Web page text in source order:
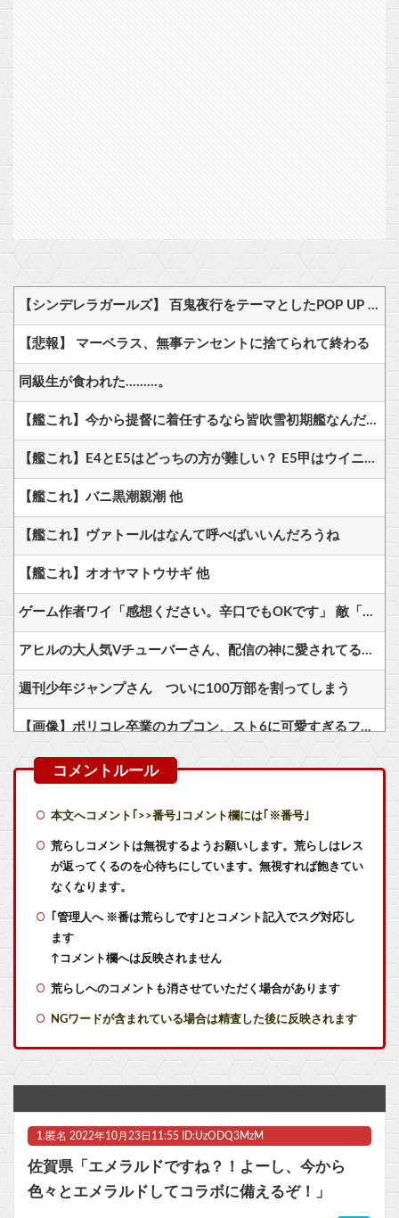
【シンデレラガールズ】 百鬼夜行をテーマとしたPOP UP SHOPが東京・大阪にて開催
【悲報】 マーベラス、無事テンセントに捨てられて終わる
同級生が食われた………。
【艦これ】今から提督に着任するなら皆吹雪初期艦なんだろうか
【艦これ】E4とE5はどっちの方が難しい？ E5甲はウイニングランって聞いたんだけど
【艦これ】バニ黒潮親潮 他
【艦これ】ヴァトールはなんて呼べばいいんだろうね
【艦これ】オオヤマトウサギ 他
ゲーム作者ワイ「感想ください。辛口でもOKです」 敵「あれがだめ。これがだめ」
アヒルの大人気Vチューバーさん、配信の神に愛されてるとしか思えない確率の偏りｗ
週刊少年ジャンプさん ついに100万部を割ってしまう
【画像】ポリコレ卒業のカプコン、スト6に可愛すぎるフィリピン人キャラ実装！
【悲報】GTA6の新トレーラー、ネトフリ独占(6時間先行)ｗｗｗ
【朗報】任天堂、microSDExpressを普及させてしまう…
【株式】任天堂が続伸 1Q決算の大幅増益を素直に評価
同人「10円」セール「第3弾」
【ラブライブ！】瑠璃乃とみおんのメスガキ対決【蓮ノ空】他
新人男子社員さん、「上司が無能すぎてこの会社が不安」と顔を隠して動画配信 → その上司に爆速で特定されてしまい完全に終わるｗｗｗｗｗ
本文へコメント｢>>番号｣コメント欄には｢※番号｣
荒らしコメントは無視するようお願いします。荒らしはレス
が返ってくるのを心待ちにしています。無視すれば飽きてい
なくなります。
｢管理人へ ※番は荒らしです｣とコメント記入でスグ対応し
ます
↑コメント欄へは反映されません
荒らしへのコメントも消させていただく場合があります
NGワードが含まれている場合は精査した後に反映されます
1. 匿名 2022年10月23日11:55 ID:UzODQ3MzM
佐賀県「エメラルドですね？！よーし、今から
色々とエメラルドしてコラボに備えるぞ！」